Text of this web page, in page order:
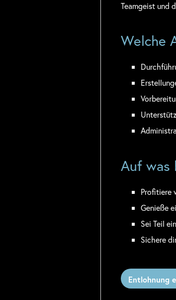
Teamgeist und
Welche
Auf was
Profitiere
Genieße
Sei Teil
Sichere
Entlohnung